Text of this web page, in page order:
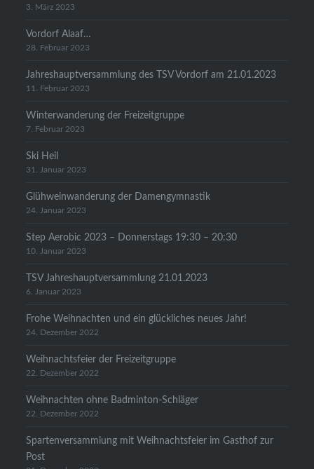
3. März 2023
Vordorf Alaaf…
28. Februar 2023
Jahreshauptversammlung des TSV Vordorf am 21.01.2023
11. Februar 2023
Winterwanderung der Freizeitgruppe
7. Februar 2023
Ski Heil
31. Januar 2023
Glühweinwanderung der Damengymnastik
24. Januar 2023
Step Aerobic 2023 – Donnerstags 19:30 – 20:30
10. Januar 2023
TSV Jahreshauptversammlung 21.01.2023
6. Januar 2023
Frohe Weihnachten und ein glückliches neues Jahr!
24. Dezember 2022
Weihnachtsfeier der Freizeitgruppe
22. Dezember 2022
Weihnachten ohne Badminton-Schläger
22. Dezember 2022
Spartenversammlung mit Weihnachtsfeier im Gasthof zur
Post